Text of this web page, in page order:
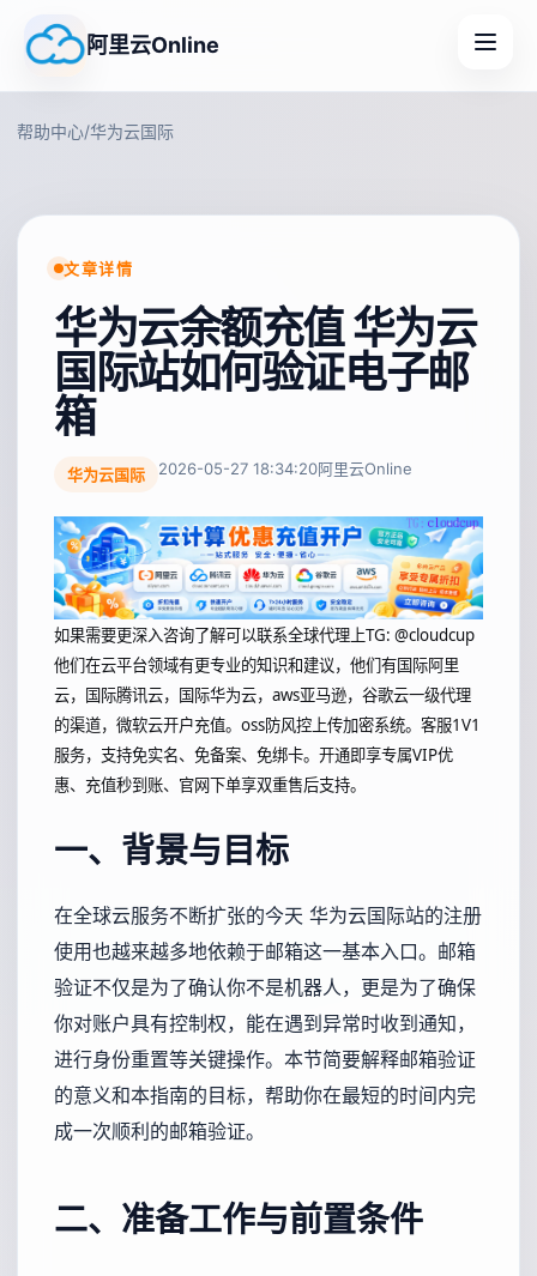
阿里云Online
帮助中心/华为云国际
文章详情
华为云余额充值 华为云
国际站如何验证电子邮
箱
华为云国际 2026-05-27 18:34:20阿里云Online
如果需要更深入咨询了解可以联系全球代理上TG: @cloudcup
他们在云平台领域有更专业的知识和建议，他们有国际阿里
云，国际腾讯云，国际华为云，aws亚马逊，谷歌云一级代理
的渠道，微软云开户充值。oss防风控上传加密系统。客服1V1
服务，支持免实名、免备案、免绑卡。开通即享专属VIP优
惠、充值秒到账、官网下单享双重售后支持。
一、背景与目标
在全球云服务不断扩张的今天 华为云国际站的注册
使用也越来越多地依赖于邮箱这一基本入口。邮箱
验证不仅是为了确认你不是机器人，更是为了确保
你对账户具有控制权，能在遇到异常时收到通知，
进行身份重置等关键操作。本节简要解释邮箱验证
的意义和本指南的目标，帮助你在最短的时间内完
成一次顺利的邮箱验证。
二、准备工作与前置条件